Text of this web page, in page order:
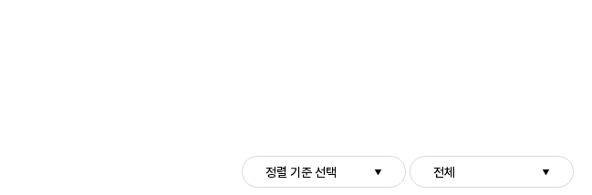
정렬 기준 선택 전체